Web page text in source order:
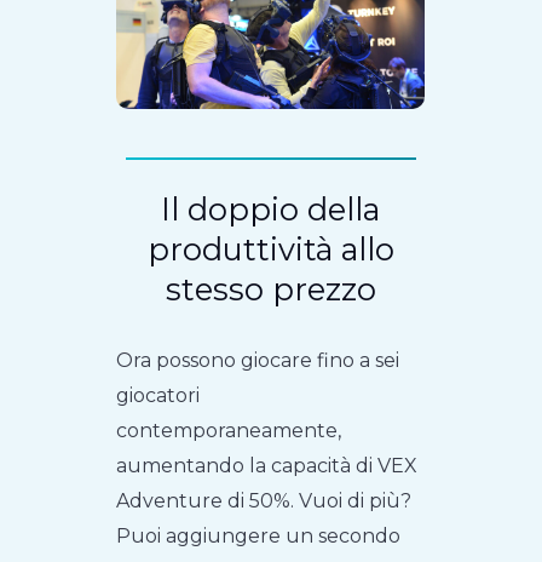
Il doppio della
produttività allo
stesso prezzo
Ora possono giocare fino a sei
giocatori
contemporaneamente,
aumentando la capacità di VEX
Adventure di 50%. Vuoi di più?
Puoi aggiungere un secondo